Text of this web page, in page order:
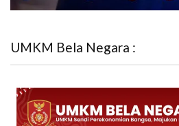
UMKM Bela Negara :